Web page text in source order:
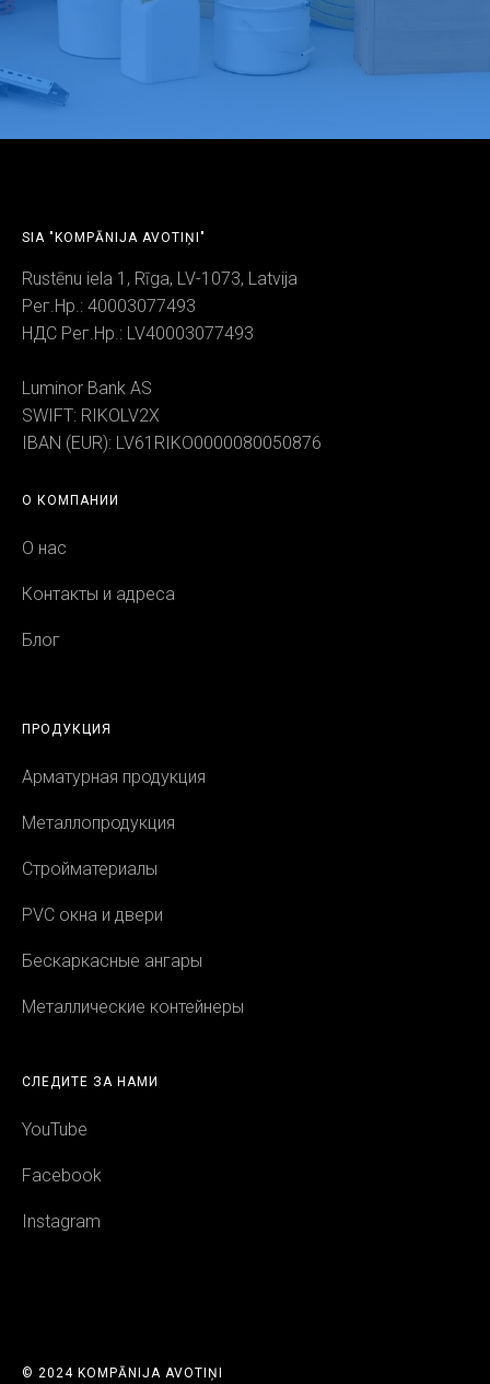
SIA "KOMPĀNIJA AVOTIŅI"
Rustēnu iela 1, Rīga, LV-1073, Latvija
Рег.Нр.: 40003077493
НДС Рег.Нр.: LV40003077493
Luminor Bank AS
SWIFT: RIKOLV2X
IBAN (EUR): LV61RIKO0000080050876
О КОМПАНИИ
О нас
Контакты и адреса
Блог
ПРОДУКЦИЯ
Арматурная продукция
Металлопродукция
Стройматериалы
PVC окна и двери
Бескаркасные ангары
Металлические контейнеры
СЛЕДИТЕ ЗА НАМИ
YouTube
Facebook
Instagram
© 2024 KOMPĀNIJA AVOTIŅI